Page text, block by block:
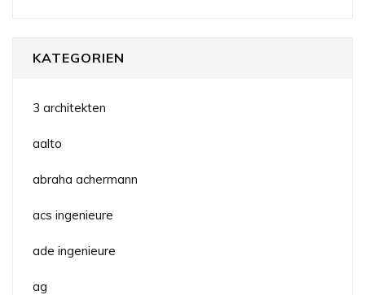
KATEGORIEN
3 architekten
aalto
abraha achermann
acs ingenieure
ade ingenieure
ag